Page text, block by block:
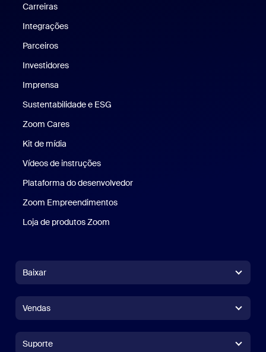
Carreiras
Integrações
Parceiros
Investidores
Imprensa
Sustentabilidade e ESG
Zoom Cares
Kit de mídia
Vídeos de instruções
Plataforma do desenvolvedor
Zoom Empreendimentos
Loja de produtos Zoom
Baixar
Aplicativo Zoom RoomsAplicativo Zoom Rooms
Controlador do Zoom Rooms
Vendas
Suporte
Suporte